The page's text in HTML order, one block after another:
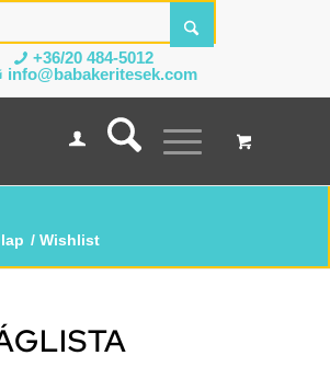
+36/20 484-5012
info@babakeritesek.com
/ Wishlist